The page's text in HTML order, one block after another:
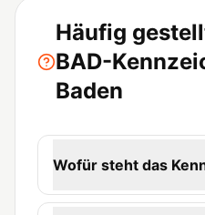
Häufig
BAD-
Baden
Wofür steht das